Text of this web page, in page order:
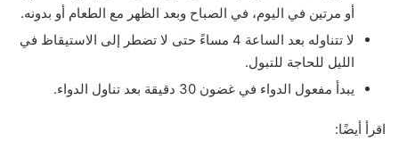
أو مرتين في اليوم، في الصباح وبعد الظهر مع الطعام أو بدونه.
لا تتناوله بعد الساعة 4 مساءً حتى لا تضطر إلى الاستيقاظ في
الليل للحاجة للتبول.
يبدأ مفعول الدواء في غضون 30 دقيقة بعد تناول الدواء.
اقرأ أيضًا: